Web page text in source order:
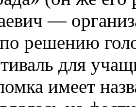
—
решению
для
имеет